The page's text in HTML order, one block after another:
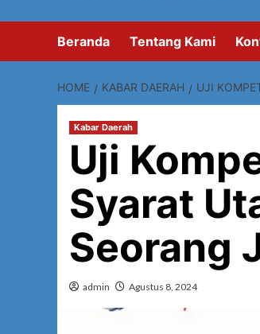
Beranda Tentang Kami
HOME KABAR DAERAH UJI
Kabar Daerah
Uji
Syarat
Seorang
admin Agustus 8, 2024